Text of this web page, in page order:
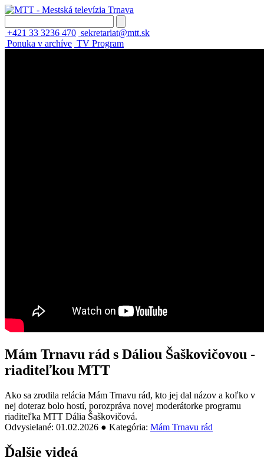
+421 33 3236 470 sekretariat@mtt.sk
Ponuka v archíve TV Program
Mám Trnavu rád s Dáliou Šaškovičovou -
riaditeľkou MTT
Ako sa zrodila relácia Mám Trnavu rád, kto jej dal názov a koľko v
nej doteraz bolo hostí, porozpráva novej moderátorke programu
riaditeľka MTT Dália Šaškovičová.
Odvysielané: 01.02.2026 ● Kategória: Mám Trnavu rád
Ďalšie videá